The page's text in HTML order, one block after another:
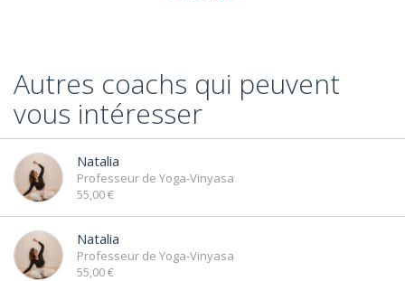
"Super! Même à distance, explications simples et complètes qui
m'ont permis de réaliser tous les mouvements.
Dynamique et accessible, simple, et doux! Merci Margaux!!"
Autres coachs qui peuvent
vous intéresser
Natalia
Professeur de Yoga-Vinyasa
55,00 €
Natalia
Professeur de Yoga-Vinyasa
55,00 €